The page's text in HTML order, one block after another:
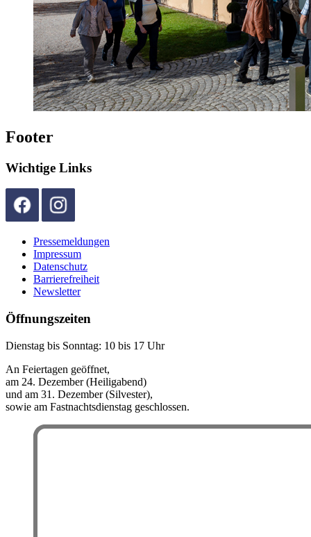
Footer
Wichtige Links
Pressemeldungen
Impressum
Datenschutz
Barrierefreiheit
Newsletter
Öffnungszeiten
Dienstag bis Sonntag: 10 bis 17 Uhr
An Feiertagen geöffnet,
am 24. Dezember (Heiligabend)
und am 31. Dezember (Silvester),
sowie am Fastnachtsdienstag geschlossen.